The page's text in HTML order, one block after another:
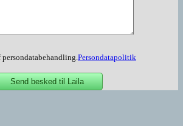
persondatabehandling.Persondatapolitik